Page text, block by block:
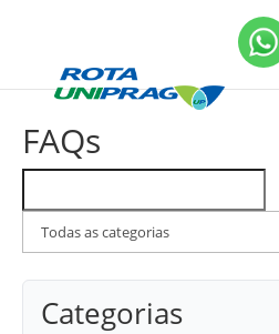
FAQs
FAQs
por
categoria
Categorias